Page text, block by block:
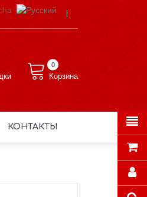
0
Корзина
КОНТАКТЫ